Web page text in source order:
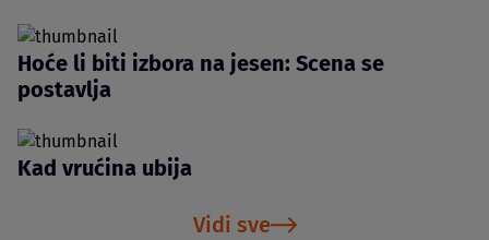
Hoće li biti izbora na jesen: Scena se
postavlja
Kad vrućina ubija
Vidi sve